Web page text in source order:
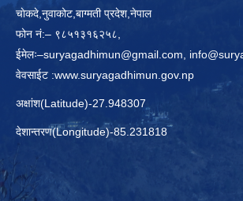
चाेकदे,नुवाकोट,बाग्मती प्रदेश,नेपाल
फोन नं:– ९८५१३१६२५८,
ईमेलः–suryagadhimun@gmail.com,
वेवसाईट :www.suryagadhimun.gov.np
अक्षांश(Latitude)-27.948307
देशान्तरण(Longitude)-85.231818